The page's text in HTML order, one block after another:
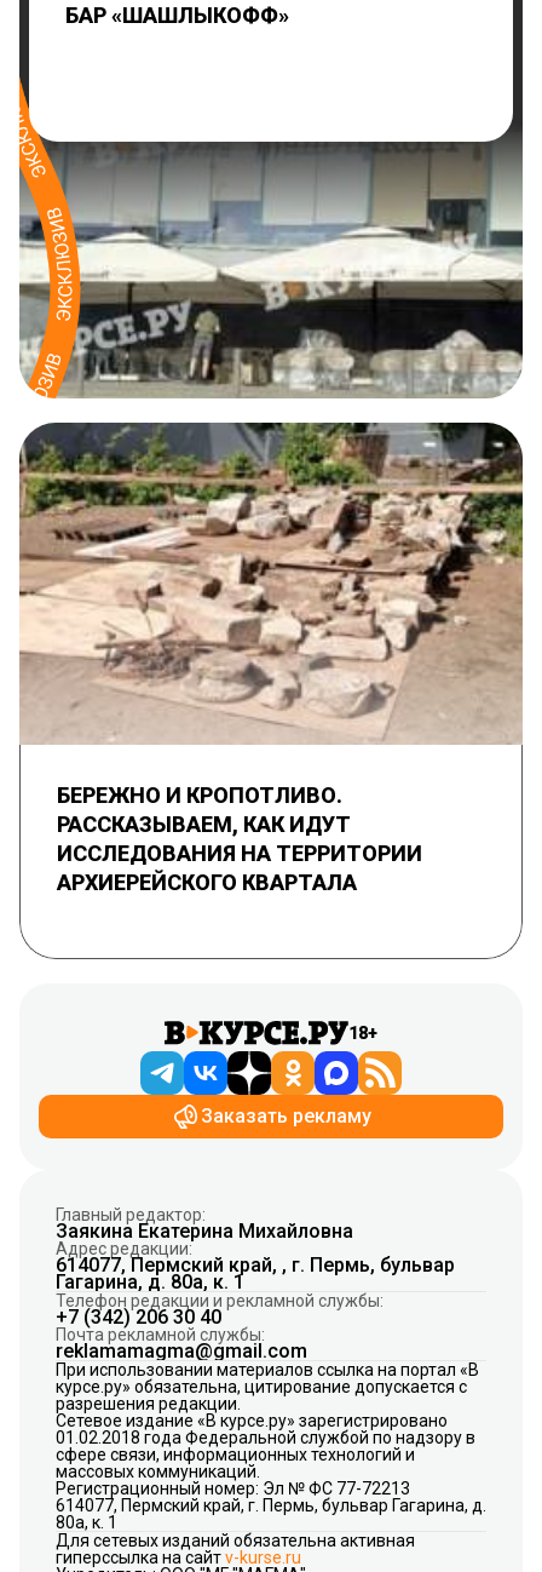
БАР «ШАШЛЫКОФФ»
БЕРЕЖНО И КРОПОТЛИВО.
РАССКАЗЫВАЕМ, КАК ИДУТ
ИССЛЕДОВАНИЯ НА ТЕРРИТОРИИ
АРХИЕРЕЙСКОГО КВАРТАЛА
18+
Заказать рекламу
Главный редактор:
Заякина Екатерина Михайловна
Адрес редакции:
614077, Пермский край, , г. Пермь, бульвар
Гагарина, д. 80а, к. 1
Телефон редакции и рекламной службы:
+7 (342) 206 30 40
Почта рекламной службы:
reklamamagma@gmail.com
При использовании материалов ссылка на портал «В
курсе.ру» обязательна, цитирование допускается с
разрешения редакции.
Сетевое издание «В курсе.ру» зарегистрировано
01.02.2018 года Федеральной службой по надзору в
сфере связи, информационных технологий и
массовых коммуникаций.
Регистрационный номер: Эл № ФС 77-72213
614077, Пермский край, г. Пермь, бульвар Гагарина, д.
80а, к. 1
Для сетевых изданий обязательна активная
гиперссылка на сайтv-kurse.ru